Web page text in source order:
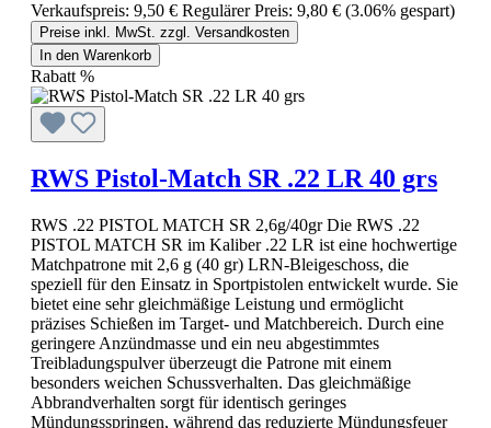
Verkaufspreis: 9,50 € Regulärer Preis: 9,80 € (3.06% gespart)
Preise inkl. MwSt. zzgl. Versandkosten
In den Warenkorb
Rabatt %
RWS Pistol-Match SR .22 LR 40 grs
RWS .22 PISTOL MATCH SR 2,6g/40gr Die RWS .22
PISTOL MATCH SR im Kaliber .22 LR ist eine hochwertige
Matchpatrone mit 2,6 g (40 gr) LRN-Bleigeschoss, die
speziell für den Einsatz in Sportpistolen entwickelt wurde. Sie
bietet eine sehr gleichmäßige Leistung und ermöglicht
präzises Schießen im Target- und Matchbereich. Durch eine
geringere Anzündmasse und ein neu abgestimmtes
Treibladungspulver überzeugt die Patrone mit einem
besonders weichen Schussverhalten. Das gleichmäßige
Abbrandverhalten sorgt für identisch geringes
Mündungsspringen, während das reduzierte Mündungsfeuer